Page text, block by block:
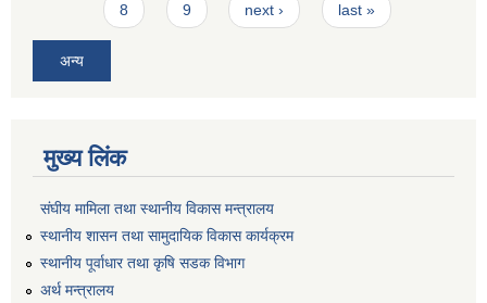
8 9 next › last »
अन्य
मुख्य लिंक
संघीय मामिला तथा स्थानीय विकास मन्त्रालय
स्थानीय शासन तथा सामुदायिक विकास कार्यक्रम
स्थानीय पूर्वाधार तथा कृषि सडक विभाग
अर्थ मन्त्रालय